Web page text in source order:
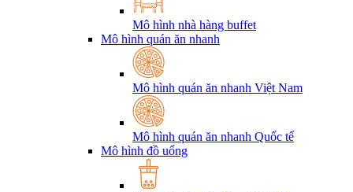
Mô hình nhà hàng buffet
Mô hình quán ăn nhanh
Mô hình quán ăn nhanh Việt Nam
Mô hình quán ăn nhanh Quốc tế
Mô hình đồ uống